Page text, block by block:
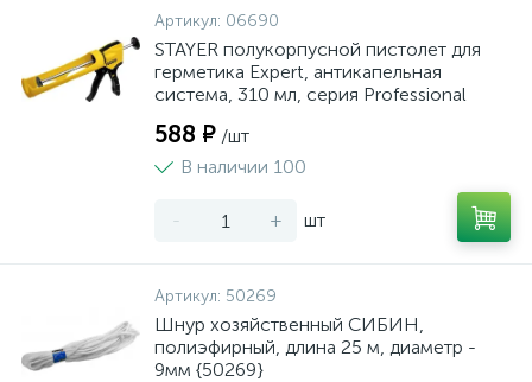
Артикул: 06690
STAYER полукорпусной пистолет для
герметика Expert, антикапельная
система, 310 мл, серия Professional
588 ₽ /шт
В наличии 100
- + шт
Артикул: 50269
Шнур хозяйственный СИБИН,
полиэфирный, длина 25 м, диаметр -
9мм {50269}